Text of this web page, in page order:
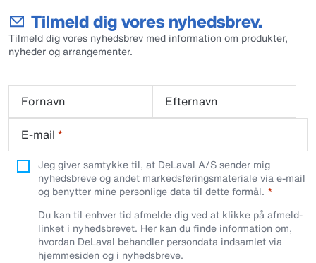
Tilmeld dig vores nyhedsbrev.
Tilmeld dig vores nyhedsbrev med information om produkter,
nyheder og arrangementer.
Fornavn
Efternavn
E-mail *
Jeg giver samtykke til, at DeLaval A/S sender mig
nyhedsbreve og andet markedsføringsmateriale via e-mail
og benytter mine personlige data til dette formål.
Du kan til enhver tid afmelde dig ved at klikke på afmeld-
linket i nyhedsbrevet. Her kan du finde information om,
hvordan DeLaval behandler persondata indsamlet via
hjemmesiden og i nyhedsbreve.